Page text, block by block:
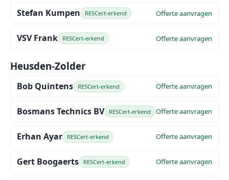
Stefan Kumpen RESCert-erkend Offerte aanvragen
VSV Frank RESCert-erkend Offerte aanvragen
Heusden-Zolder
Bob Quintens RESCert-erkend Offerte aanvragen
Bosmans Technics BV RESCert-erkend Offerte aanvragen
Erhan Ayar RESCert-erkend Offerte aanvragen
Gert Boogaerts RESCert-erkend Offerte aanvragen